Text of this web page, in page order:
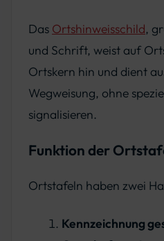
Das Ortshinweisschild,
und Schrift, weist auf
Ortskern hin und dient
Wegweisung, ohne
signalisieren.
Funktion der
Ortstafeln haben zwei
Kennzeichnung